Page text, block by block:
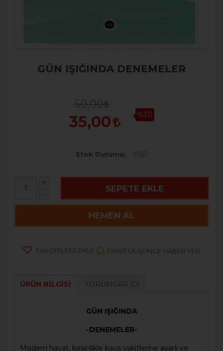
GÜN IŞIĞINDA DENEMELER
50,00
35,00 %30
Stok Durumu VAR
+
-
SEPETE EKLE
HEMEN AL
FAVORILERE EKLE FIYATI DÜŞÜNCE HABER VER
ÜRÜN BILGISI YORUMLAR (0)
GÜN IŞIĞINDA
-DENEMELER-
Modern hayat, kesinlikle kaos vakitlerine ayarlı ve